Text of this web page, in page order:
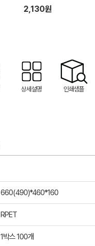
2,130원
상세설명 인쇄샘플
660(490)*460*160
RPET
1박스 100개